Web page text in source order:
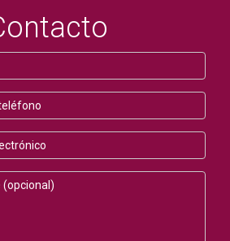
un mapa de la ruta y,
teléfono móvil con batería para